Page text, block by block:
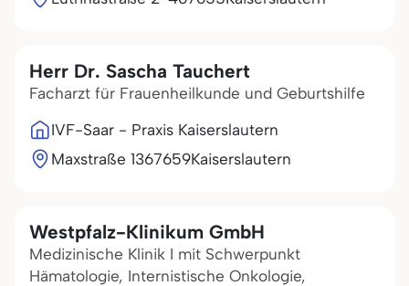
Herr Dr. Sascha Tauchert
Facharzt für Frauenheilkunde und Geburtshilfe
IVF-Saar - Praxis Kaiserslautern
Maxstraße 1367659Kaiserslautern
Westpfalz-Klinikum GmbH
Medizinische Klinik I mit Schwerpunkt
Hämatologie, Internistische Onkologie,